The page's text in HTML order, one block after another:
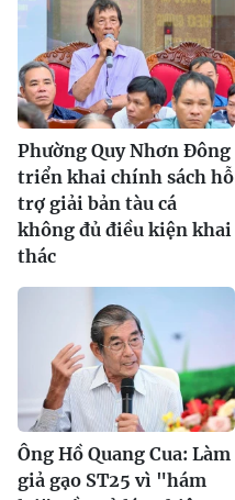
Phường Quy Nhơn Đông
triển khai chính sách hỗ
trợ giải bản tàu cá
không đủ điều kiện khai
thác
Ông Hồ Quang Cua: Làm
giả gạo ST25 vì "hám